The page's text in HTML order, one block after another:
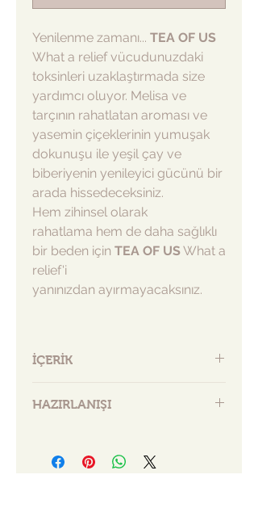
Yenilenme zamanı... TEA OF US
What a relief vücudunuzdaki
toksinleri uzaklaştırmada size
yardımcı oluyor. Melisa ve
tarçının rahatlatan aroması ve
yasemin çiçeklerinin yumuşak
dokunuşu ile yeşil çay ve
biberiyenin yenileyici gücünü bir
arada hissedeceksiniz.
Hem zihinsel olarak
rahatlama hem de daha sağlıklı
bir beden için TEA OF USWhat a
relief'i
yanınızdan ayırmayacaksınız.
İÇERİK
Melisa, tarçın, portakal kabuğu,
HAZIRLANIŞI
suyun içerisinde (90-95 °C) bir paket
TEA OF USWhat a Relief harmanını